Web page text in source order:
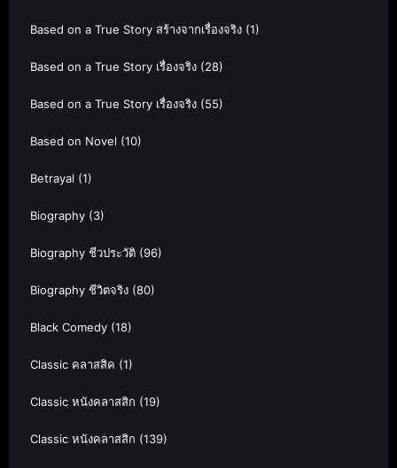
Based on a True Story สร้างจากเรื่องจริง (1)
Based on a True Story เรื่องจริง (28)
Based on a True Story เรื่องจริง (55)
Based on Novel (10)
Betrayal (1)
Biography (3)
Biography ชีวประวัติ (96)
Biography ชีวิตจริง (80)
Black Comedy (18)
Classic คลาสสิค (1)
Classic หนังคลาสสิก (19)
Classic หนังคลาสสิก (139)